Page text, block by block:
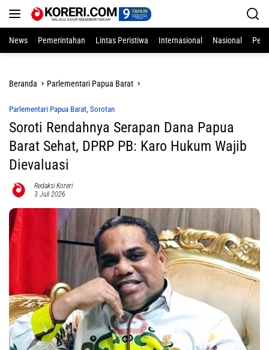
News
Pemerintahan Lintas Peristiwa Internasional Nasional
Beranda Parlementari Papua Barat
Parlementari Papua Barat, Sorotan
Soroti Rendahnya Serapan Dana Papua
Barat Sehat, DPRP PB: Karo Hukum Wajib
Dievaluasi
Redaksi Koreri
3 Juli 2026